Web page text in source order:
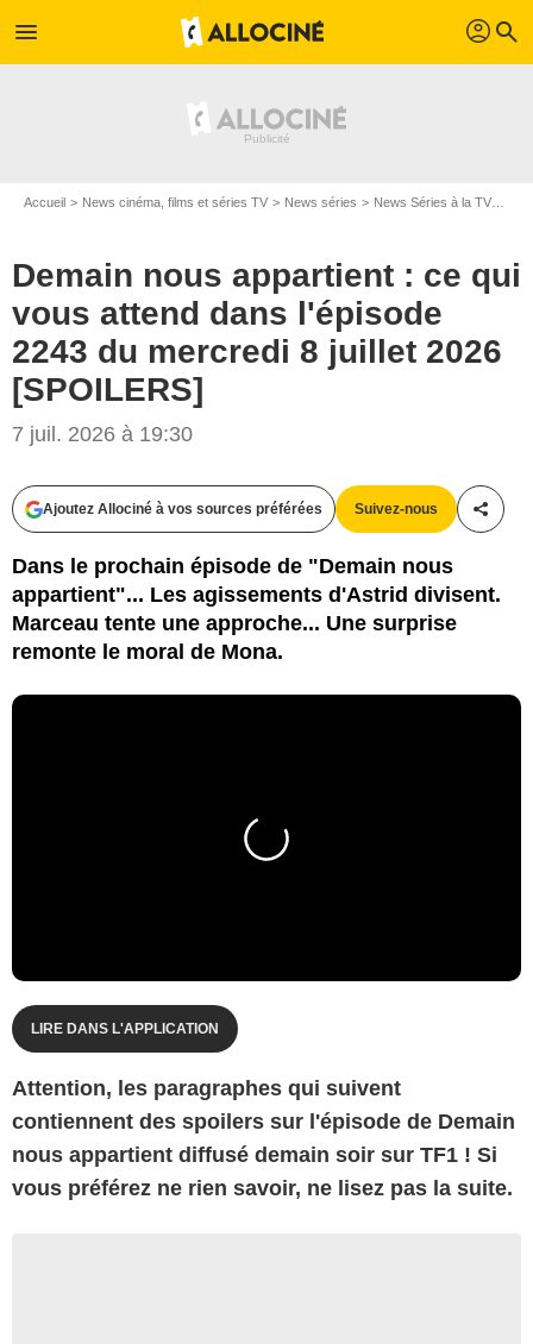
menu profil search
Accueil News cinéma, films et séries TV News séries News Séries à la TV
Demain nous appartient : ce qui
vous attend dans l'épisode
2243 du mercredi 8 juillet 2026
[SPOILERS]
7 juil. 2026 à 19:30
Ajoutez Allociné à vos sources préférées Suivez-nous
Dans le prochain épisode de "Demain nous
appartient"... Les agissements d'Astrid divisent.
Marceau tente une approche... Une surprise
remonte le moral de Mona.
LIRE DANS L'APPLICATION
Attention, les paragraphes qui suivent
contiennent des spoilers sur l'épisode de Demain
nous appartient diffusé demain soir sur TF1 ! Si
vous préférez ne rien savoir, ne lisez pas la suite.